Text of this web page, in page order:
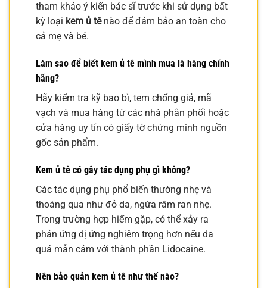
tham khảo ý kiến bác sĩ trước khi sử dụng bất
kỳ loại kem ủ tênào để đảm bảo an toàn cho
cả mẹ và bé.
Làm sao để biết kem ủ tê mình mua là hàng chính
hãng?
Hãy kiểm tra kỹ bao bì, tem chống giả, mã
vạch và mua hàng từ các nhà phân phối hoặc
cửa hàng uy tín có giấy tờ chứng minh nguồn
gốc sản phẩm.
Kem ủ tê có gây tác dụng phụ gì không?
Các tác dụng phụ phổ biến thường nhẹ và
thoáng qua như đỏ da, ngứa râm ran nhẹ.
Trong trường hợp hiếm gặp, có thể xảy ra
phản ứng dị ứng nghiêm trọng hơn nếu da
quá mẫn cảm với thành phần Lidocaine.
Nên bảo quản kem ủ tê như thế nào?